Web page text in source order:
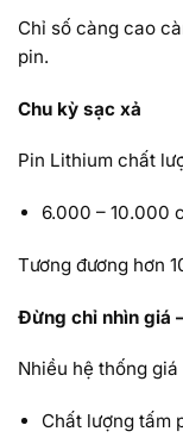
Chỉ số càng cao
pin.
Chu kỳ sạc xả
Pin Lithium chất
6.000 – 10.000
Tương đương hơn
Đừng chỉ nhìn giá
Nhiều hệ thống
Chất lượng tấm